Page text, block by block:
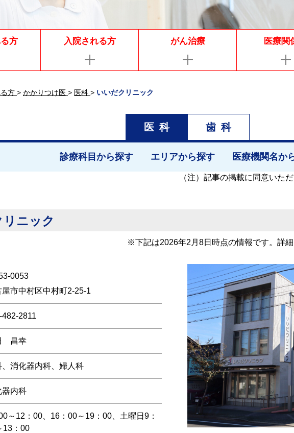
方 入院される方 がん治療 医療関
方 > かかりつけ医 > 医科 > いいだクリニック
医科 歯科
診療科目から探す エリアから探す 医療機関名か
（注） 記事の掲載に同意いた
ニック
※下記は2026年2月8日時点の情報です。詳
0053
屋市中村区中村町2-25-1
482-2811
昌幸
、消化器内科、婦人科
器内科
～12：00、16：00～19：00、土曜日9：
13：00